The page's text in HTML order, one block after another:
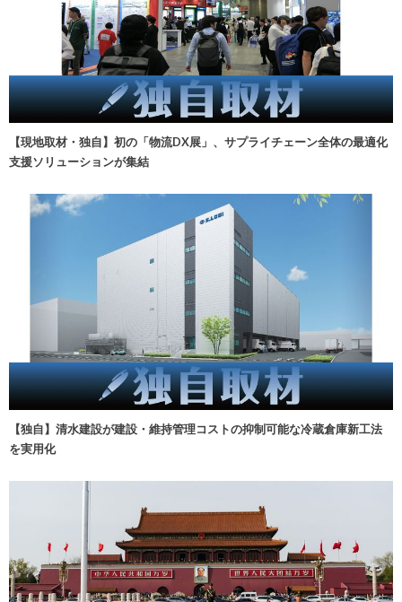
【現地取材・独自】初の「物流DX展」、サプライチェーン全体の最適化
支援ソリューションが集結
【独自】清水建設が建設・維持管理コストの抑制可能な冷蔵倉庫新工法
を実用化